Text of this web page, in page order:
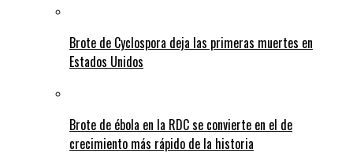
Brote de Cyclospora deja las primeras muertes en
Estados Unidos
Brote de ébola en la RDC se convierte en el de
crecimiento más rápido de la historia